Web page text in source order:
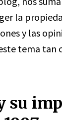
la
y las
tema tan
su